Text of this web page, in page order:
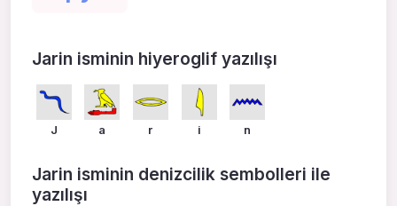
Jarin isminin hiyeroglif yazılışı
J a r i n
Jarin isminin denizcilik sembolleri ile
yazılışı